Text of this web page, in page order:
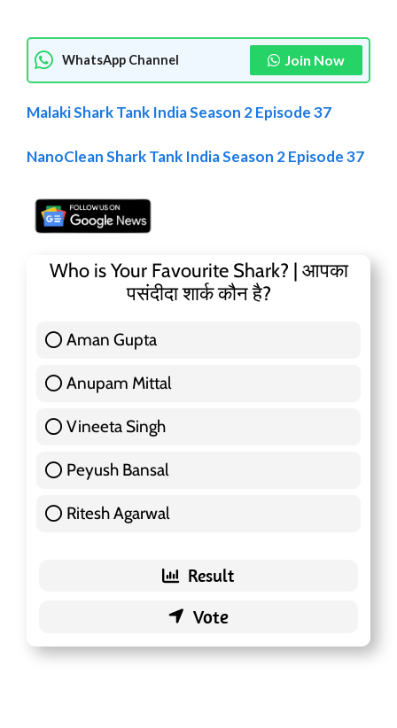
WhatsApp Channel Join Now
Malaki Shark Tank India Season 2 Episode 37
NanoClean Shark Tank India Season 2 Episode 37
Who is Your Favourite Shark? | आपका
पसंदीदा शार्क कौन है?
Aman Gupta
Anupam Mittal
Vineeta Singh
Peyush Bansal
Ritesh Agarwal